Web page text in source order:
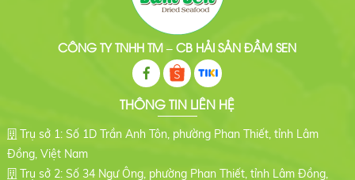
CÔNG TY TNHH TM – CB HẢI SẢN ĐẦM SEN
THÔNG TIN LIÊN HỆ
Trụ sở 1: Số 1D Trần Anh Tôn, phường Phan Thiết, tỉnh Lâm
Đồng, Việt Nam
Trụ sở 2: Số 34 Ngư Ông, phường Phan Thiết, tỉnh Lâm Đồng,